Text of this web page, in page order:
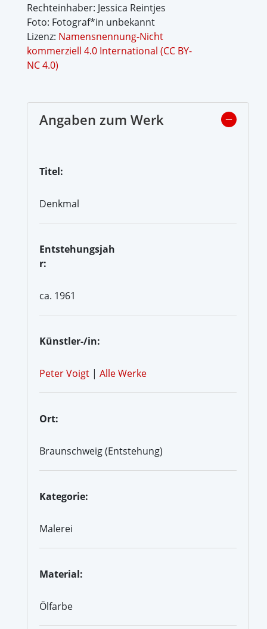
Rechteinhaber: Jessica Reintjes
Foto: Fotograf*in unbekannt
Lizenz: Namensnennung-Nicht
kommerziell 4.0 International (CC BY-
NC 4.0)
Angaben zum Werk
Titel:
Denkmal
Entstehungsjah
r:
ca. 1961
Künstler-/in:
Peter Voigt | Alle Werke
Ort:
Braunschweig (Entstehung)
Kategorie:
Malerei
Material:
Ölfarbe